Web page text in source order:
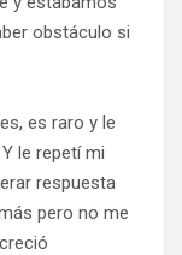
obstáculo si
es raro y le
le repetí mi
respuesta
pero no me